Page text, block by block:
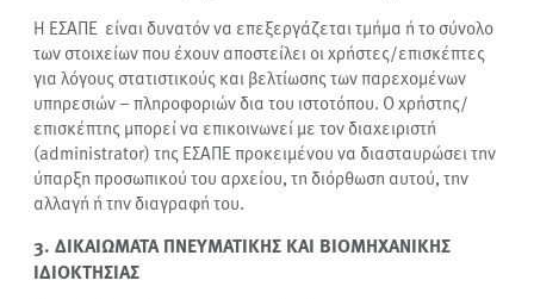
Η ΕΣΑΠΕ είναι δυνατόν να επεξεργάζεται τμήμα ή το σύνολο
των στοιχείων που έχουν αποστείλει οι χρήστες/επισκέπτες
για λόγους στατιστικούς και βελτίωσης των παρεχομένων
υπηρεσιών – πληροφοριών δια του ιστοτόπου. Ο χρήστης/
επισκέπτης μπορεί να επικοινωνεί με τον διαχειριστή
(administrator) της ΕΣΑΠΕ προκειμένου να διασταυρώσει την
ύπαρξη προσωπικού του αρχείου, τη διόρθωση αυτού, την
αλλαγή ή την διαγραφή του.
3. ΔΙΚΑΙΩΜΑΤΑ ΠΝΕΥΜΑΤΙΚΗΣ ΚΑΙ ΒΙΟΜΗΧΑΝΙΚΗΣ
ΙΔΙΟΚΤΗΣΙΑΣ